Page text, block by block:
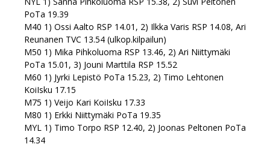
PoTa 19.39
M40 1) Ossi Aalto RSP 14.01, 2) Ilkka Varis RSP 14.08, Ari
Reunanen TVC 13.54 (ulkop.kilpailun)
M50 1) Mika Pihkoluoma RSP 13.46, 2) Ari Niittymäki
PoTa 15.01, 3) Jouni Marttila RSP 15.52
M60 1) Jyrki Lepistö PoTa 15.23, 2) Timo Lehtonen
KoiIsku 17.15
M75 1) Veijo Kari KoiIsku 17.33
M80 1) Erkki Niittymäki PoTa 19.35
MYL 1) Timo Torpo RSP 12.40, 2) Joonas Peltonen PoTa
14.34